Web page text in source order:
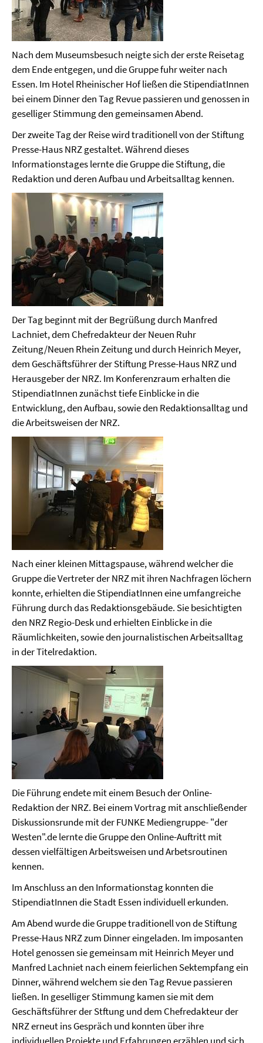
Nach dem Museumsbesuch neigte sich der erste Reisetag
dem Ende entgegen, und die Gruppe fuhr weiter nach
Essen. Im Hotel Rheinischer Hof ließen die StipendiatInnen
bei einem Dinner den Tag Revue passieren und genossen in
geselliger Stimmung den gemeinsamen Abend.
Der zweite Tag der Reise wird traditionell von der Stiftung
Presse-Haus NRZ gestaltet. Während dieses
Informationstages lernte die Gruppe die Stiftung, die
Redaktion und deren Aufbau und Arbeitsalltag kennen.
Der Tag beginnt mit der Begrüßung durch Manfred
Lachniet, dem Chefredakteur der Neuen Ruhr
Zeitung/Neuen Rhein Zeitung und durch Heinrich Meyer,
dem Geschäftsführer der Stiftung Presse-Haus NRZ und
Herausgeber der NRZ. Im Konferenzraum erhalten die
StipendiatInnen zunächst tiefe Einblicke in die
Entwicklung, den Aufbau, sowie den Redaktionsalltag und
die Arbeitsweisen der NRZ.
Nach einer kleinen Mittagspause, während welcher die
Gruppe die Vertreter der NRZ mit ihren Nachfragen löchern
konnte, erhielten die StipendiatInnen eine umfangreiche
Führung durch das Redaktionsgebäude. Sie besichtigten
den NRZ Regio-Desk und erhielten Einblicke in die
Räumlichkeiten, sowie den journalistischen Arbeitsalltag
in der Titelredaktion.
Die Führung endete mit einem Besuch der Online-
Redaktion der NRZ. Bei einem Vortrag mit anschließender
Diskussionsrunde mit der FUNKE Mediengruppe- "der
Westen".de lernte die Gruppe den Online-Auftritt mit
dessen vielfältigen Arbeitsweisen und Arbetsroutinen
kennen.
Im Anschluss an den Informationstag konnten die
StipendiatInnen die Stadt Essen individuell erkunden.
Am Abend wurde die Gruppe traditionell von de Stiftung
Presse-Haus NRZ zum Dinner eingeladen. Im imposanten
Hotel genossen sie gemeinsam mit Heinrich Meyer und
Manfred Lachniet nach einem feierlichen Sektempfang ein
Dinner, während welchem sie den Tag Revue passieren
ließen. In geselliger Stimmung kamen sie mit dem
Geschäftsführer der Stftung und dem Chefredakteur der
NRZ erneut ins Gespräch und konnten über ihre